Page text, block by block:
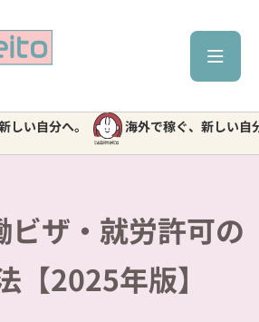
分へ。 海外で稼ぐ、新しい自分へ。
ビザ・就労許可の
【2025年版】